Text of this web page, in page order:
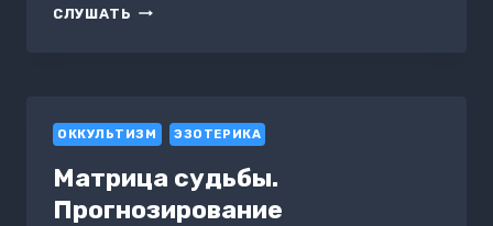
СЛУШАТЬ ВЕСЫ
ОККУЛЬТИЗМ ЭЗОТЕРИКА
Матрица судьбы.
Прогнозирование